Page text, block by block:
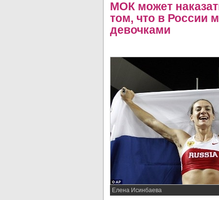
МОК может
том, что в России
девочками
Елена Исинбаева